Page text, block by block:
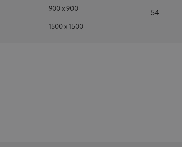
900 x 900
1500 x 1500
54